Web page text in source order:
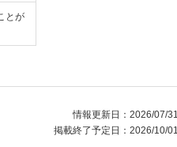
とが
情報更新日：2026/07/31
掲載終了予定日：2026/10/01